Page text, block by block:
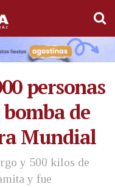
personas
de
Mundial
y 500 kilos de
y fue